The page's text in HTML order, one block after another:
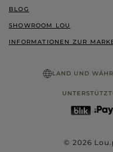
BLOG
SHOWROOM LOU
INFORMATIONEN ZUR
LAND UND
© 2026